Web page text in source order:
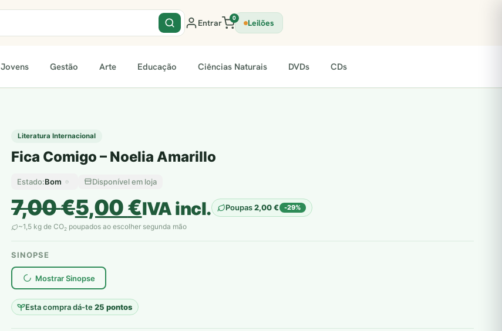
Entrar 0 Leilões
Jovens Gestão Arte Educação Ciências Naturais DVDs CDs
Literatura Internacional
Fica Comigo – Noelia Amarillo
Estado:Bom Disponível em loja
7,00€
O
preço
original
era:
7,00 €.
5,00€
O
preço
atual
é:
5,00 €.
IVA incl. Poupas2,00€ -29%
~1,5 kg de CO2 poupados ao escolher segunda mão
SINOPSE
Mostrar Sinopse
Esta compra dá-te25 pontos
plantar árvores reais